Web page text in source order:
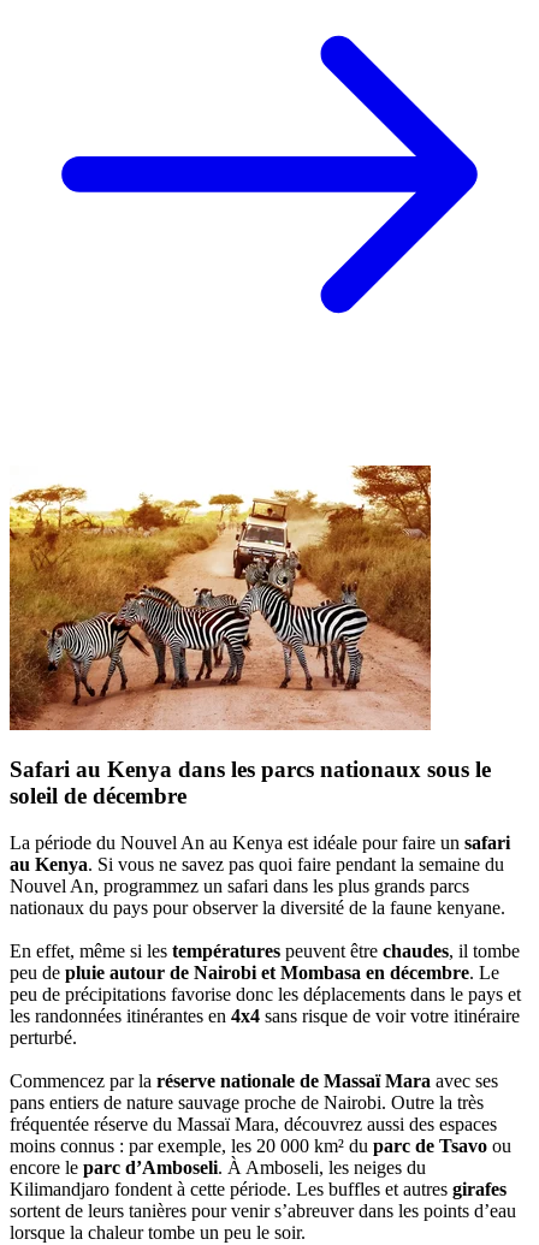
Safari au Kenya dans les parcs nationaux sous le
soleil de décembre
La période du Nouvel An au Kenya est idéale pour faire un safari
au Kenya. Si vous ne savez pas quoi faire pendant la semaine du
Nouvel An, programmez un safari dans les plus grands parcs
nationaux du pays pour observer la diversité de la faune kenyane.
En effet, même si les températures peuvent être chaudes, il tombe
peu de pluie autour de Nairobi et Mombasa en décembre. Le
peu de précipitations favorise donc les déplacements dans le pays et
les randonnées itinérantes en 4x4 sans risque de voir votre itinéraire
perturbé.
Commencez par la réserve nationale de Massaï Mara avec ses
pans entiers de nature sauvage proche de Nairobi. Outre la très
fréquentée réserve du Massaï Mara, découvrez aussi des espaces
moins connus : par exemple, les 20 000 km² du parc de Tsavo ou
encore le parc d’Amboseli. À Amboseli, les neiges du
Kilimandjaro fondent à cette période. Les buffles et autres girafes
sortent de leurs tanières pour venir s’abreuver dans les points d’eau
lorsque la chaleur tombe un peu le soir.